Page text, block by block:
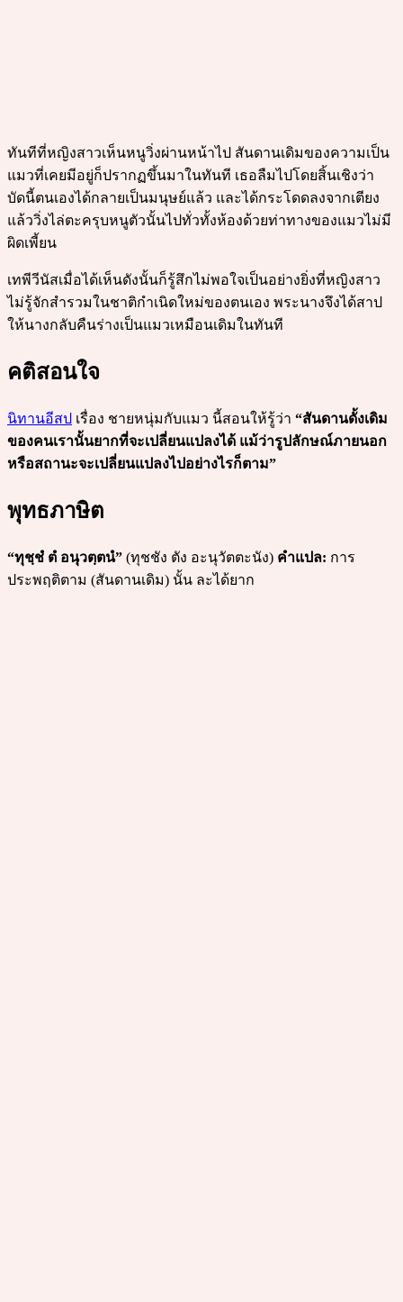
ทันทีที่หญิงสาวเห็นหนูวิ่งผ่านหน้าไป สันดานเดิมของความเป็น
แมวที่เคยมีอยู่ก็ปรากฏขึ้นมาในทันที เธอลืมไปโดยสิ้นเชิงว่า
บัดนี้ตนเองได้กลายเป็นมนุษย์แล้ว และได้กระโดดลงจากเตียง
แล้ววิ่งไล่ตะครุบหนูตัวนั้นไปทั่วทั้งห้องด้วยท่าทางของแมวไม่มี
ผิดเพี้ยน
เทพีวีนัสเมื่อได้เห็นดังนั้นก็รู้สึกไม่พอใจเป็นอย่างยิ่งที่หญิงสาว
ไม่รู้จักสำรวมในชาติกำเนิดใหม่ของตนเอง พระนางจึงได้สาป
ให้นางกลับคืนร่างเป็นแมวเหมือนเดิมในทันที
คติสอนใจ
นิทานอีสป เรื่อง ชายหนุ่มกับแมว นี้สอนให้รู้ว่า “สันดานดั้งเดิม
ของคนเรานั้นยากที่จะเปลี่ยนแปลงได้ แม้ว่ารูปลักษณ์ภายนอก
หรือสถานะจะเปลี่ยนแปลงไปอย่างไรก็ตาม”
พุทธภาษิต
“ทุชฺชํ ตํ อนุวตฺตนํ” (ทุชชัง ตัง อะนุวัตตะนัง) คำแปล: การ
ประพฤติตาม (สันดานเดิม) นั้น ละได้ยาก